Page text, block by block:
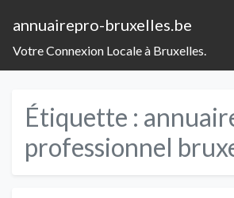
annuairepro-bruxelles.be
Votre Connexion Locale à Bruxelles.
Étiquette :
professionnel